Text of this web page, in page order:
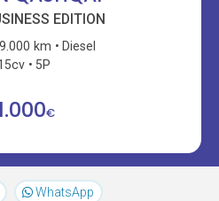
EDITION
km
Diesel
5P
€
WhatsApp